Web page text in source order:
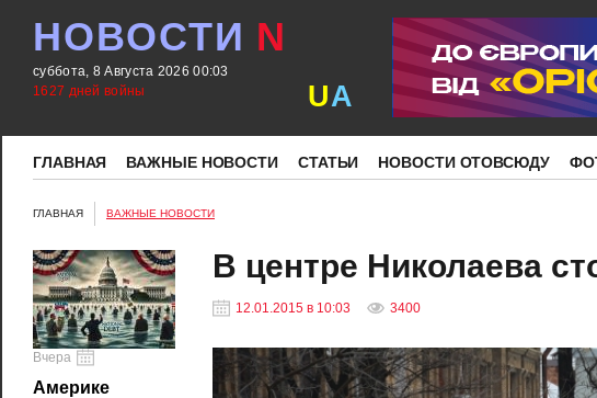
НОВОСТИ N
суббота, 8 Августа 2026 00:03
1627 дней войны
UA
ГЛАВНАЯ ВАЖНЫЕ НОВОСТИ СТАТЬИ НОВОСТИ ОТОВСЮДУ
ГЛАВНАЯ ВАЖНЫЕ НОВОСТИ
Вчера
Америке
В центре Николаева
12.01.2015 в 10:03 3400